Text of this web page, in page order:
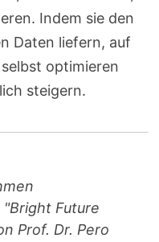
Indem sie den
Daten liefern, auf
optimieren
steigern.
Future
Prof. Dr. Pero